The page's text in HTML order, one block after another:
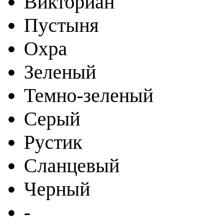
Пустыня
Охра
Зеленый
Темно-зеленый
Серый
Рустик
Сланцевый
Черный
-